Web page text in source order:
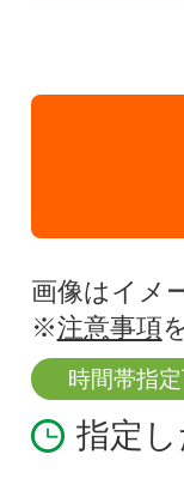
画像はイメ
※注意事項
時間帯指
指定